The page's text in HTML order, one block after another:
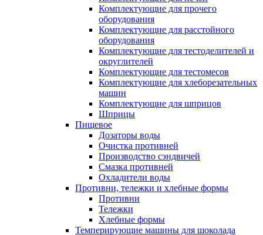
Комплектующие для прочего
оборудования
Комплектующие для расстойного
оборудования
Комплектующие для тестоделителей и
округлителей
Комплектующие для тестомесов
Комплектующие для хлеборезательных
машин
Комплектующие для шприцов
Шприцы
Пищевое
Дозаторы воды
Очистка противней
Производство сэндвичей
Смазка противней
Охладители воды
Противни, тележки и хлебные формы
Противни
Тележки
Хлебные формы
Темперирующие машины для шоколада